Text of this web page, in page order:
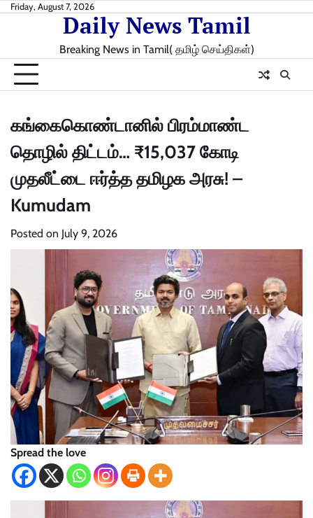
SkipFriday, August 7, 2026
Daily News Tamil
Breaking News in Tamil( தமிழ் செய்திகள்)
கங்கைகொண்டானில் பிரம்மாண்ட
தொழில் திட்டம்… ₹15,037 கோடி
முதலீட்டை ஈர்த்த தமிழக அரசு! –
Kumudam
Posted on July 9, 2026
Spread the love